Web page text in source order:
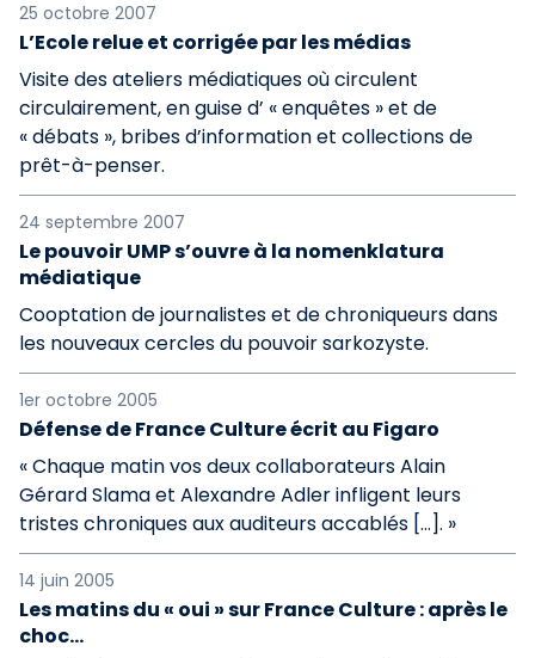
25 octobre 2007
L’Ecole relue et corrigée par les médias
Visite des ateliers médiatiques où circulent
circulairement, en guise d’ « enquêtes » et de
« débats », bribes d’information et collections de
prêt-à-penser.
24 septembre 2007
Le pouvoir UMP s’ouvre à la nomenklatura
médiatique
Cooptation de journalistes et de chroniqueurs dans
les nouveaux cercles du pouvoir sarkozyste.
1er octobre 2005
Défense de France Culture écrit au Figaro
« Chaque matin vos deux collaborateurs Alain
Gérard Slama et Alexandre Adler infligent leurs
tristes chroniques aux auditeurs accablés [...]. »
14 juin 2005
Les matins du « oui » sur France Culture : après le
choc...